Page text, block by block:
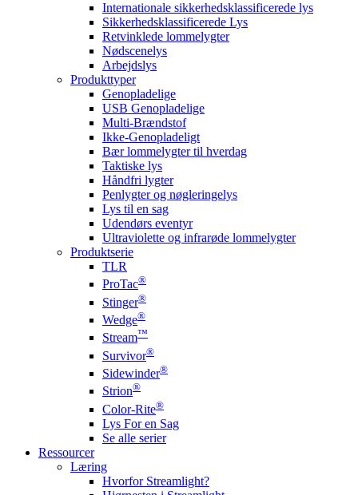
Internationale sikkerhedsklassificerede lys
Sikkerhedsklassificerede Lys
Retvinklede lommelygter
Nødscenelys
Arbejdslys
Produkttyper
Genopladelige
USB Genopladelige
Multi-Brændstof
Ikke-Genopladeligt
Bær lommelygter til hverdag
Taktiske lys
Håndfri lygter
Penlygter og nøgleringelys
Lys til en sag
Udendørs eventyr
Ultraviolette og infrarøde lommelygter
Produktserie
TLR
ProTac®
Stinger®
Wedge®
Stream™
Survivor®
Sidewinder®
Strion®
Color-Rite®
Lys For en Sag
Se alle serier
Ressourcer
Læring
Hvorfor Streamlight?